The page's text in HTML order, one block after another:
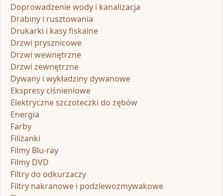
Doprowadzenie wody i kanalizacja
Drabiny i rusztowania
Drukarki i kasy fiskalne
Drzwi prysznicowe
Drzwi wewnętrzne
Drzwi zewnętrzne
Dywany i wykładziny dywanowe
Ekspresy ciśnieniowe
Elektryczne szczoteczki do zębów
Energia
Farby
Filiżanki
Filmy Blu-ray
Filmy DVD
Filtry do odkurzaczy
Filtry nakranowe i podzlewozmywakowe